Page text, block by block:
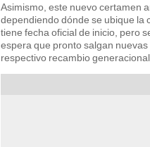
Asimismo, este nuevo certamen
dependiendo dónde se ubique la
tiene fecha oficial de inicio, pero
espera que pronto salgan
respectivo recambio generacional.